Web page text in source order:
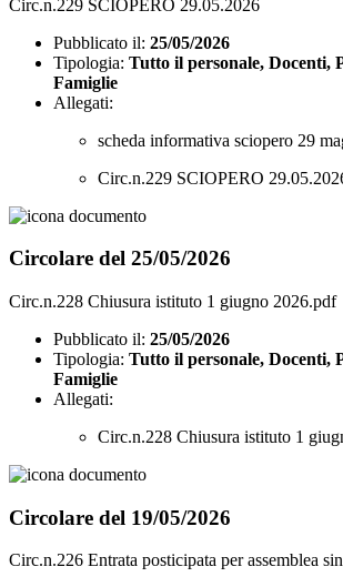
Circ.n.229 SCIOPERO 29.05.2026
Pubblicato il: 25/05/2026
Tipologia: Tutto il personale, Docenti,
Famiglie
Allegati:
scheda informativa sciopero 29
Circ.n.229 SCIOPERO
Circolare del 25/05/2026
Circ.n.228 Chiusura istituto 1 giugno 2026.pdf
Pubblicato il: 25/05/2026
Tipologia: Tutto il personale, Docenti,
Famiglie
Allegati:
Circ.n.228 Chiusura istituto 1
Circolare del 19/05/2026
Circ.n.226 Entrata posticipata per assemblea